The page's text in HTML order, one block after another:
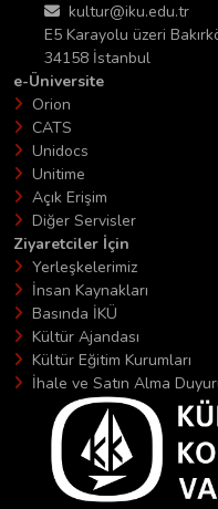
kultur@iku.edu.tr
E5 Karayolu üzeri
34158 İstanbul
e-Üniversite
Orion
CATS
Unidocs
Unitime
Açık Erişim
Diğer Servisler
Ziyaretciler İçin
Yerleşkelerimiz
İnsan Kaynakları
Basında İKÜ
Kültür Ajandası
Kültür Eğitim Kurumları
İhale ve Satın Alma